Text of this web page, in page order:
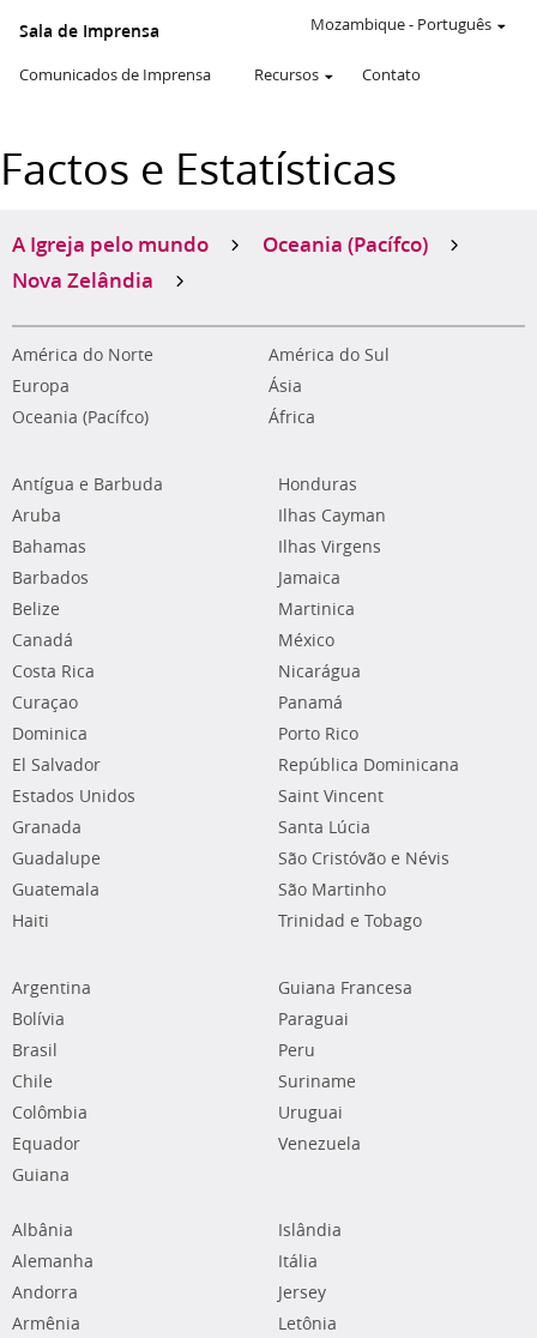
Sala de Imprensa
Comunicados de Imprensa Recursos Contato
Mozambique- Português
Factos e Estatísticas
A Igreja pelo mundo
Oceania (Pacífco)
Nova Zelândia
América do Norte
América do Sul
Europa
Ásia
Oceania (Pacífco)
África
Antígua e Barbuda
Aruba
Bahamas
Barbados
Belize
Canadá
Costa Rica
Curaçao
Dominica
El Salvador
Estados Unidos
Granada
Guadalupe
Guatemala
Haiti
Honduras
Ilhas Cayman
Ilhas Virgens
Jamaica
Martinica
México
Nicarágua
Panamá
Porto Rico
República Dominicana
Saint Vincent
Santa Lúcia
São Cristóvão e Névis
São Martinho
Trinidad e Tobago
Argentina
Bolívia
Brasil
Chile
Colômbia
Equador
Guiana
Guiana Francesa
Paraguai
Peru
Suriname
Uruguai
Venezuela
Albânia
Alemanha
Andorra
Armênia
Islândia
Itália
Jersey
Letônia